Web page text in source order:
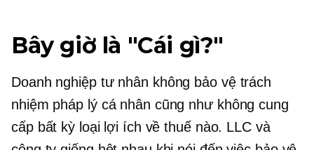
Bây giờ là "Cái gì?"
Doanh nghiệp tư nhân không bảo vệ trách
nhiệm pháp lý cá nhân cũng như không cung
cấp bất kỳ loại lợi ích về thuế nào. LLC và